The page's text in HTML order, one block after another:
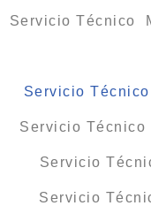
Servicio Técnico
Servicio
Servicio
Servicio
Servicio